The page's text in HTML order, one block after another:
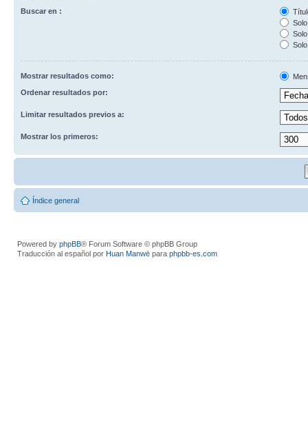
Buscar en :
Mostrar resultados como:
Ordenar resultados por:
Limitar resultados previos a:
Mostrar los primeros:
Índice general
Powered by phpBB® Forum Software © phpBB Group
Traducción al español por Huan Manwë para phpbb-es.com